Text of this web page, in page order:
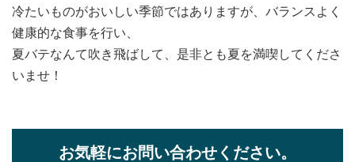
冷たいものがおいしい季節ではありますが、バランスよく
健康的な食事を行い、
夏バテなんて吹き飛ばして、是非とも夏を満喫してくださ
いませ！
お気軽にお問い合わせください。